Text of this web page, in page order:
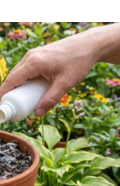
a las
de
dependencia.
habilitadas.
Desempleo.